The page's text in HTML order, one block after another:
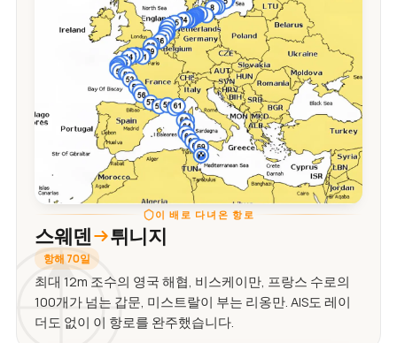
이 배로 다녀온 항로
스웨덴 튀니지
항해 70일
최대 12m 조수의 영국 해협, 비스케이만, 프랑스 수로의
100개가 넘는 갑문, 미스트랄이 부는 리옹만. AIS도 레이
더도 없이 이 항로를 완주했습니다.